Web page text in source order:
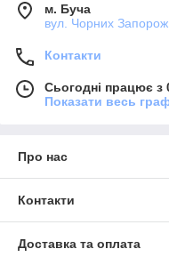
м. Буча
вул. Чорних
Контакти
Сьогодні працює з
Показати весь
Про нас
Контакти
Доставка та оплата